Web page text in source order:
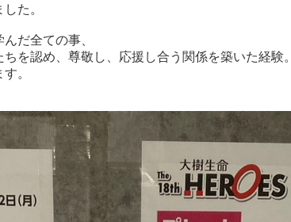
た。
だ全ての事、
を認め、尊敬し、応援し合う関係を築いた経験。
。